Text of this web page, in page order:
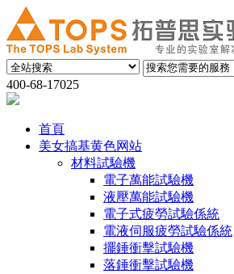
400-68-17025
首頁
美女搞基黄色网站
材料試驗機
電子萬能試驗機
液壓萬能試驗機
電子式疲勞試驗係統
電液伺服疲勞試驗係統
擺錘衝擊試驗機
落錘衝擊試驗機